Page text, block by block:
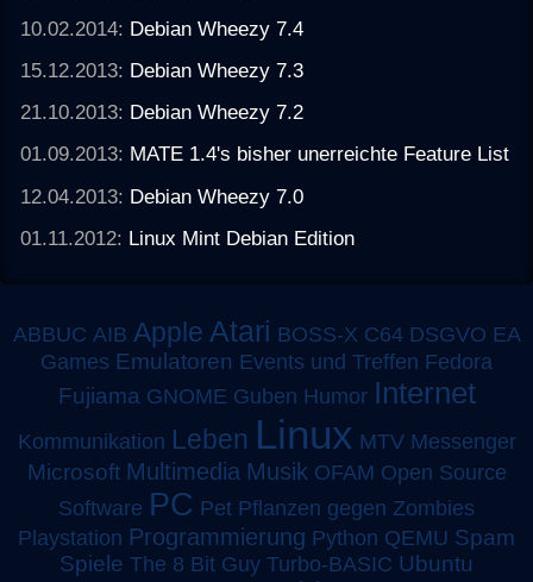
10.02.2014: Debian Wheezy 7.4
15.12.2013: Debian Wheezy 7.3
21.10.2013: Debian Wheezy 7.2
01.09.2013: MATE 1.4's bisher unerreichte Feature List
12.04.2013: Debian Wheezy 7.0
01.11.2012: Linux Mint Debian Edition
ABBUC AIB Apple Atari BOSS-X C64 DSGVO EA
Games Emulatoren Events und Treffen Fedora
Fujiama GNOME Guben Humor Internet
Kommunikation Leben Linux MTV Messenger
Microsoft Multimedia Musik OFAM Open Source
Software PC Pet Pflanzen gegen Zombies
Playstation Programmierung Python QEMU Spam
Spiele The 8 Bit Guy Turbo-BASIC Ubuntu